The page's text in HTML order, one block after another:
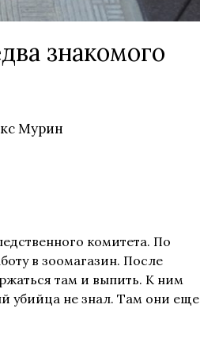
знакомого
Мурин
комитета. По
в зоомагазин. После
там и выпить. К ним
убийца не знал. Там они еще